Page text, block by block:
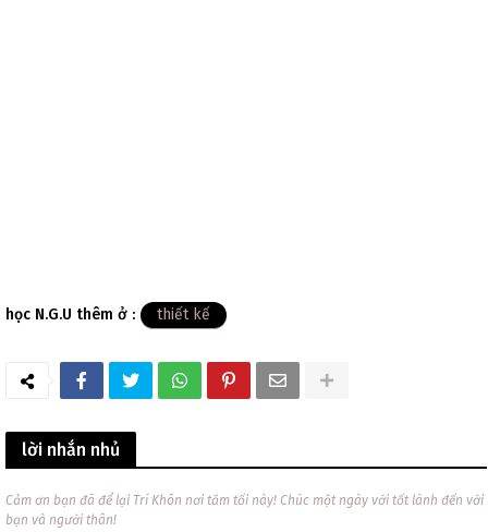
học N.G.U thêm ở : thiết kế
lời nhắn nhủ
Cảm ơn bạn đã để lại Trí Khôn nơi tăm tối này! Chúc một ngày với tốt lành đến với
bạn và người thân!